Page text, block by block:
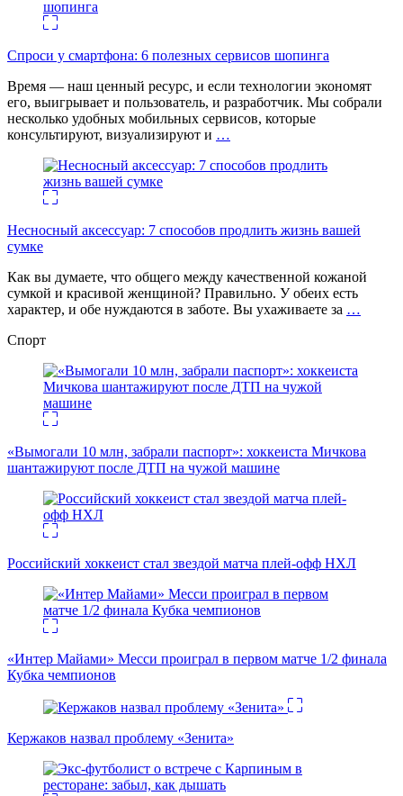
Спроси у смартфона: 6 полезных cервисов шопинга
Время — наш ценный ресурс, и если технологии экономят
его, выигрывает и пользователь, и разработчик. Мы собрали
несколько удобных мобильных сервисов, которые
консультируют, визуализируют и …
Несносный аксессуар: 7 способов продлить жизнь вашей
сумке
Как вы думаете, что общего между качественной кожаной
сумкой и красивой женщиной? Правильно. У обеих есть
характер, и обе нуждаются в заботе. Вы ухаживаете за …
Спорт
«Вымогали 10 млн, забрали паспорт»: хоккеиста Мичкова
шантажируют после ДТП на чужой машине
Российский хоккеист стал звездой матча плей-офф НХЛ
«Интер Майами» Месси проиграл в первом матче 1/2 финала
Кубка чемпионов
Кержаков назвал проблему «Зенита»